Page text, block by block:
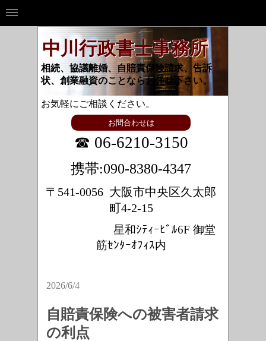
中川行政書士事務所
相続、協議離婚、自賠責保険請求、告訴
状、創業融資のことならお任せ下さい。
お気軽にご相談ください。
お問合わせは
☎ 06-6210-3150
携帯:090-8380-4347
〒541-0056 大阪市中央区久太郎
町4-2-15
星和ｼﾃｨｰﾋﾞﾙ6F 御堂
筋ｾﾝﾀｰｵﾌｨｽ内
2026/6/4
自賠責保険への被害者請求
の利点